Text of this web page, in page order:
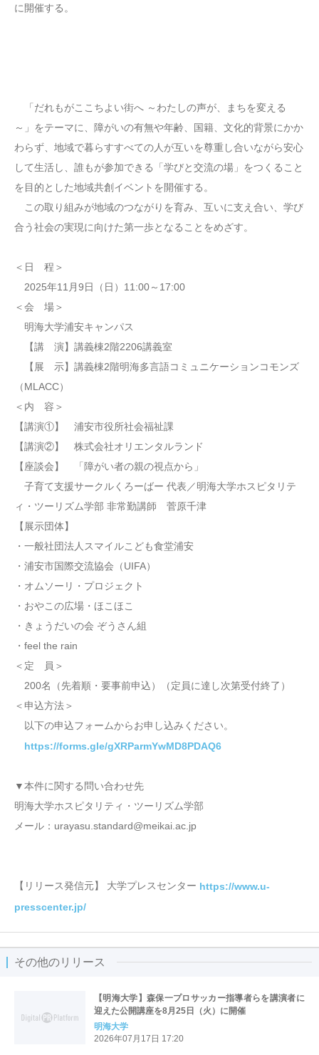
に開催する。
「だれもがここちよい街へ ～わたしの声が、まちを変える
～」をテーマに、障がいの有無や年齢、国籍、文化的背景にかか
わらず、地域で暮らすすべての人が互いを尊重し合いながら安心
して生活し、誰もが参加できる「学びと交流の場」をつくること
を目的とした地域共創イベントを開催する。
この取り組みが地域のつながりを育み、互いに支え合い、学び
合う社会の実現に向けた第一歩となることをめざす。
＜日 程＞
2025年11月9日（日）11:00～17:00
＜会 場＞
明海大学浦安キャンパス
【講 演】講義棟2階2206講義室
【展 示】講義棟2階明海多言語コミュニケーションコモンズ
（MLACC）
＜内 容＞
【講演①】 浦安市役所社会福祉課
【講演②】 株式会社オリエンタルランド
【座談会】 「障がい者の親の視点から」
子育て支援サークルくろーばー 代表／明海大学ホスピタリテ
ィ・ツーリズム学部 非常勤講師 菅原千津
【展示団体】
・一般社団法人スマイルこども食堂浦安
・浦安市国際交流協会（UIFA）
・オムソーリ・プロジェクト
・おやこの広場・ほこほこ
・きょうだいの会 ぞうさん組
・feel the rain
＜定 員＞
200名（先着順・要事前申込）（定員に達し次第受付終了）
＜申込方法＞
以下の申込フォームからお申し込みください。
https://forms.gle/gXRParmYwMD8PDAQ6
▼本件に関する問い合わせ先
明海大学ホスピタリティ・ツーリズム学部
メール：urayasu.standard@meikai.ac.jp
【リリース発信元】 大学プレスセンター https://www.u-
presscenter.jp/
その他のリリース
【明海大学】森保一プロサッカー指導者らを講演者に
迎えた公開講座を8月25日（火）に開催
明海大学
2026年07月17日 17:20